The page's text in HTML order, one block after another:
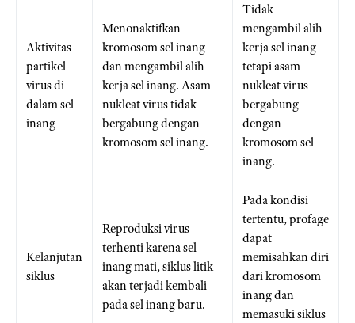
Aktivitas
partikel
virus di
dalam sel
inang
Menonaktifkan
kromosom sel inang
dan mengambil alih
kerja sel inang. Asam
nukleat virus tidak
bergabung dengan
kromosom sel inang.
Tidak
mengambil alih
kerja sel inang
tetapi asam
nukleat virus
bergabung
dengan
kromosom sel
inang.
Kelanjutan
siklus
Reproduksi virus
terhenti karena sel
inang mati, siklus litik
akan terjadi kembali
pada sel inang baru.
Pada kondisi
tertentu, profage
dapat
memisahkan diri
dari kromosom
inang dan
memasuki siklus